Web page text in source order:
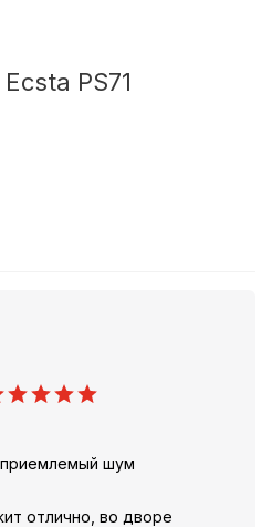
PS71
шум
отлично, во дворе